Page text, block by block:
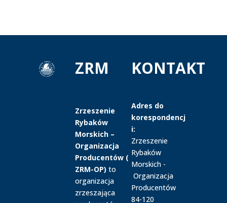
ZRM
Zrzeszenie
Rybaków
Morskich –
Organizacja
Producentów (
ZRM-OP) to
organizacja
zrzeszająca
KONTAKT
Adres do
korespondencj
i:
Zrzeszenie
Rybaków
Morskich -
Organizacja
Producentów
84-120